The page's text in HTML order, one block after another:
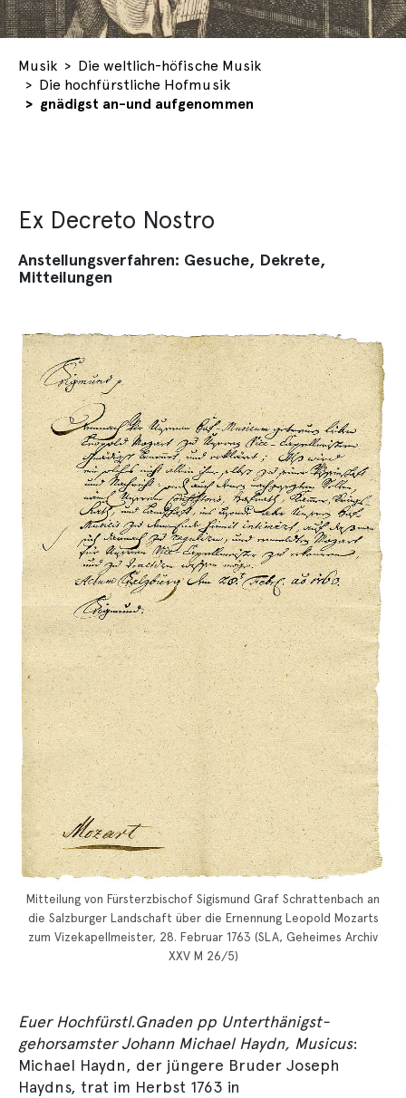
Musik
Die weltlich-höfische Musik
Die hochfürstliche Hofmusik
gnädigst an-und aufgenommen
Ex Decreto Nostro
Anstellungsverfahren: Gesuche, Dekrete,
Mitteilungen
Mitteilung von Fürsterzbischof Sigismund Graf Schrattenbach an
die Salzburger Landschaft über die Ernennung Leopold Mozarts
zum Vizekapellmeister, 28. Februar 1763 (SLA, Geheimes Archiv
XXV M 26/5)
Euer Hochfürstl.Gnaden pp Unterthänigst-
gehorsamster Johann Michael Haydn, Musicus:
Michael Haydn, der jüngere Bruder Joseph
Haydns, trat im Herbst 1763 in